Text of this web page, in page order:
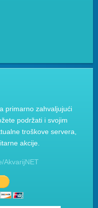
primarno zahvaljujući
podržati i svojim
troškove servera,
akcije.
AkvarijNET